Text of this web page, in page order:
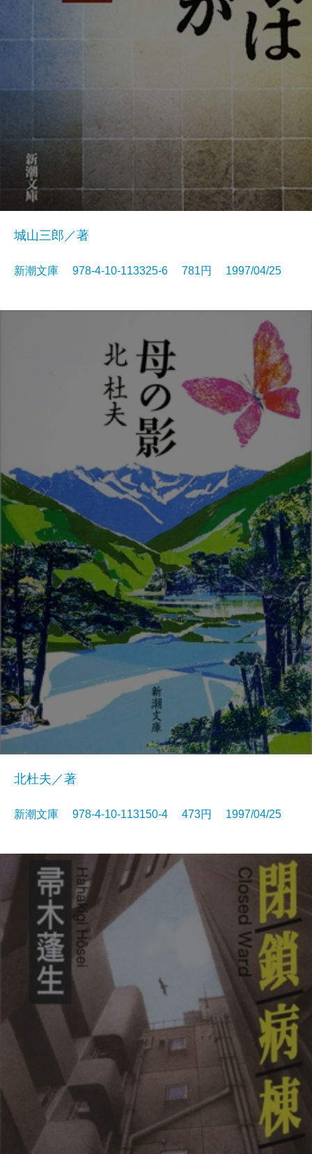
城山三郎／著
新潮文庫 978-4-10-113325-6 781円 1997/04/25
北杜夫／著
新潮文庫 978-4-10-113150-4 473円 1997/04/25